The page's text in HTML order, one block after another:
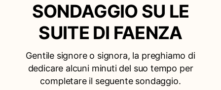
SONDAGGIO SU LE
SUITE DI FAENZA
Gentile signore o signora, la preghiamo di
dedicare alcuni minuti del suo tempo per
completare il seguente sondaggio.